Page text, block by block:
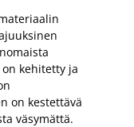
kehitetty ja
on kestettävä
väsymättä.